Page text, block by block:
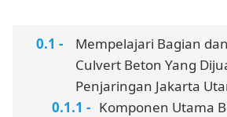
Mempelajari Bagian
Culvert Beton Yang
Penjaringan Jakarta
Komponen Utama